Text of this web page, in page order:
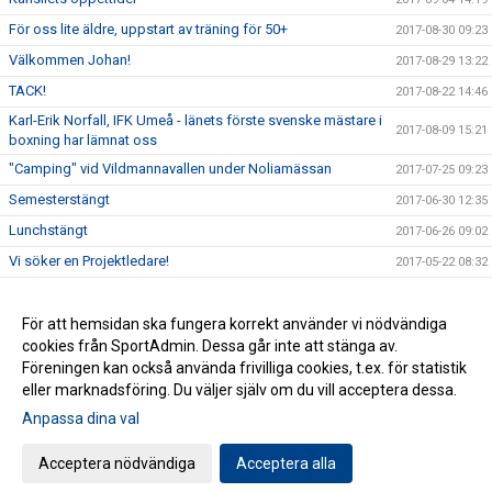
För oss lite äldre, uppstart av träning för 50+ 2017-08-30 09:23
Välkommen Johan! 2017-08-29 13:22
TACK! 2017-08-22 14:46
Karl-Erik Norfall, IFK Umeå - länets förste svenske mästare i
boxning har lämnat oss
2017-08-09 15:21
"Camping" vid Vildmannavallen under Noliamässan 2017-07-25 09:23
Semesterstängt 2017-06-30 12:35
Lunchstängt 2017-06-26 09:02
Vi söker en Projektledare! 2017-05-22 08:32
Skogsluffen 2017 2017-05-08 08:49
IFK Umeå får 2,3 miljoner för satsning på integration 2017-04-07 08:03
Gå till Webbversion
För att hemsidan ska fungera korrekt använder vi nödvändiga
cookies från SportAdmin. Dessa går inte att stänga av.
Föreningen kan också använda frivilliga cookies, t.ex. för statistik
eller marknadsföring. Du väljer själv om du vill acceptera dessa.
Anpassa dina val
Acceptera nödvändiga Acceptera alla